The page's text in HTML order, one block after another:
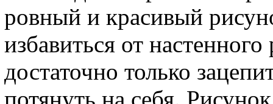
ровный и красивый
избавиться от
достаточно только
потянуть на себя.